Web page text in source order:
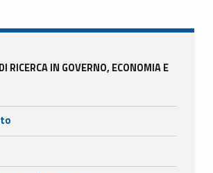
vi
RICERCA IN GOVERNO, ECONOMIA E